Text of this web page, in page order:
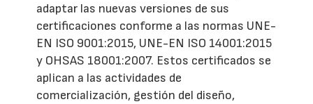
adaptar las nuevas versiones de sus
certificaciones conforme a las normas UNE-
EN ISO 9001:2015, UNE-EN ISO 14001:2015
y OHSAS 18001:2007. Estos certificados se
aplican a las actividades de
comercialización, gestión del diseño,